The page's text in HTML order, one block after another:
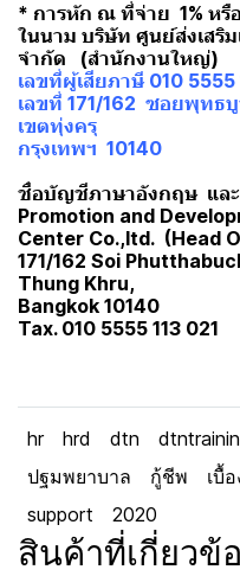
* การหัก ณ ที่จ่าย 1% หรื
ในนาม บริษัท ศูนย์ส่งเส
จำกัด (สำนักงานใหญ่)
เลขที่ผู้เสียภาษี 010 5555
เลขที่ 171/162 ซอยพุทธ
เขตทุ่งครุ
กรุงเทพฯ 10140
ชื่อบัญชีภาษาอังกฤษ แล
Promotion and
Center Co.,ltd. (Head
171/162 Soi
Thung Khru,
Bangkok 10140
Tax. 010 5555 113 021
hr hrd dtn
ปฐมพยาบาล
กู้ชีพ เบื้
support
2020
สินค้าที่เกี่ยวข้